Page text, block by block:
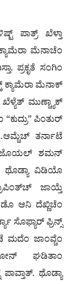
ಪಾತ್ರ್ ಖೆಳ್ತಾ
ಮೆನಾಚೆಂ
ಪ್ರಕೃತೆ ಸಂಗಿಂ
ಮೆನಾಕ್
ಮುಣ್ಚ್ಯಾಕ್
ಪಿಂತುರ್
ತರ್ನಾಟೆ
ಜೊಯಲ್ ಶಮನ್
ಥೊಡ್ಯಾ ವಿಡಿಯೊ
ಜಾಯ್ತೆ
ಆನಿ ದೆಖ್ಣಿಚೆಂ
ಸೊಫ್ಯಾರ್ ಫ್ರಿನ್ಸ್
ಜಾಂವ್ಚೆಂ
ಘಡಿತಾಂ
ಥೊಡ್ಯಾ